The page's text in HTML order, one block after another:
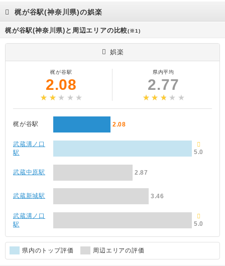
梶が谷駅(神奈川県)の娯楽
梶が谷駅(神奈川県)と周辺エリアの比較(※1)
娯楽
梶が谷駅
2.08
県内平均
2.77
梶が谷駅 2.08
武蔵溝ノ口
駅
5.0
武蔵中原駅 2.87
武蔵新城駅 3.46
武蔵溝ノ口
駅
5.0
県内のトップ評価 周辺エリアの評価